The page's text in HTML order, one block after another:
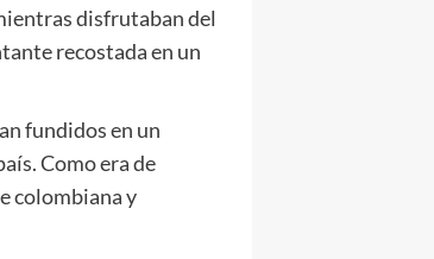
disfrutaban del
recostada en un
fundidos en un
Como era de
colombiana y